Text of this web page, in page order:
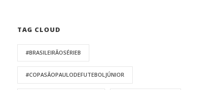
TAG CLOUD
#BRASILEIRÃOSÉRIEB
#COPASÃOPAULODEFUTEBOLJÚNIOR